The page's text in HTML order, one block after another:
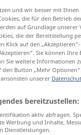
und wir besser mit Ihnen
die für den Betrieb
auf Grundlage unserer
die der Bereitstellung
Klick auf den
Sie können Ihre
Sie weitere Informationen
den Button „Mehr Optionen“.
unserer
bereitzustellen:
aktiv abfragen.
Werbung und Inhalte,
Dienstleistungen.